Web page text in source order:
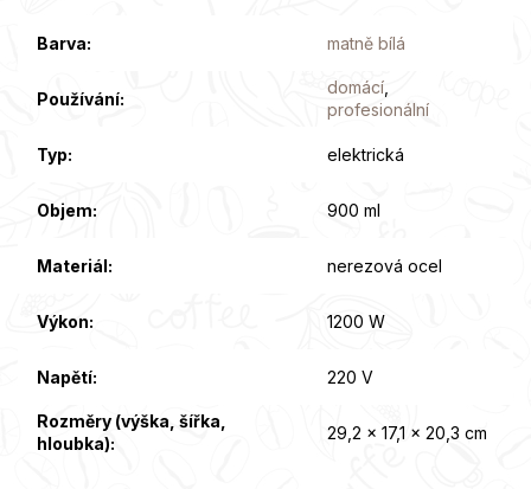
Barva: matně bílá
Používání:
domácí
profesionální
Typ: elektrická
Objem: 900 ml
Materiál: nerezová ocel
Výkon: 1200 W
Napětí: 220 V
Rozměry (výška, šířka,
hloubka):
29,2 x 17,1 x 20,3 cm